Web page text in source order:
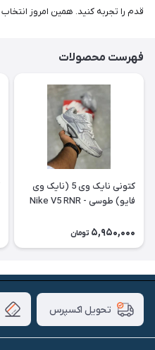
قدم را تجربه کنید. همین امروز
فهرست محصولات
کتونی نایک وی 5 (نایک وی
فایو) طوسی - Nike V5 RNR
5,950,000 تومان
تحویل اکسپرس